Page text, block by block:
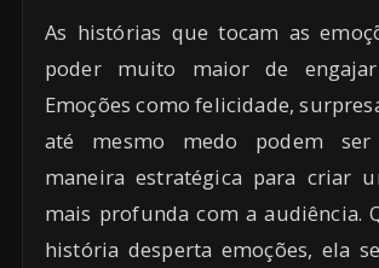
As histórias que tocam as
poder muito maior de
Emoções como felicidade,
até mesmo medo podem ser
maneira estratégica para criar
mais profunda com a audiência.
história desperta emoções, ela